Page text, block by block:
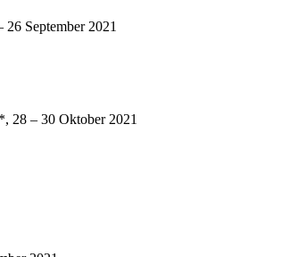
September 2021
– 30 Oktober 2021